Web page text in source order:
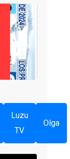
Luzu
TV
Olga